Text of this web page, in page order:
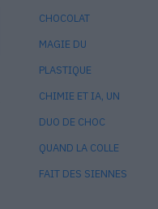
CHOCOLAT
MAGIE DU
PLASTIQUE
CHIMIE ET IA, UN
DUO DE CHOC
QUAND LA COLLE
FAIT DES SIENNES